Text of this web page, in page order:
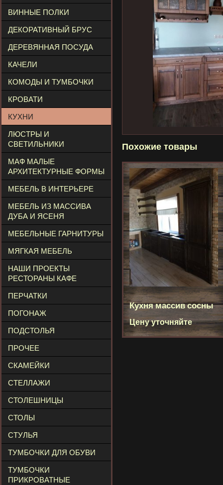
Похожие товары
Кухня массив сосны
Цену уточняйте
ВИННЫЕ ПОЛКИ
ДЕКОРАТИВНЫЙ БРУС
ДЕРЕВЯННАЯ ПОСУДА
КАЧЕЛИ
КОМОДЫ И ТУМБОЧКИ
КРОВАТИ
КУХНИ
ЛЮСТРЫ И
СВЕТИЛЬНИКИ
МАФ МАЛЫЕ
АРХИТЕКТУРНЫЕ ФОРМЫ
МЕБЕЛЬ В ИНТЕРЬЕРЕ
МЕБЕЛЬ ИЗ МАССИВА
ДУБА И ЯСЕНЯ
МЕБЕЛЬНЫЕ ГАРНИТУРЫ
МЯГКАЯ МЕБЕЛЬ
НАШИ ПРОЕКТЫ
РЕСТОРАНЫ КАФЕ
ПЕРЧАТКИ
ПОГОНАЖ
ПОДСТОЛЬЯ
ПРОЧЕЕ
СКАМЕЙКИ
СТЕЛЛАЖИ
СТОЛЕШНИЦЫ
СТОЛЫ
СТУЛЬЯ
ТУМБОЧКИ ДЛЯ ОБУВИ
ТУМБОЧКИ
ПРИКРОВАТНЫЕ